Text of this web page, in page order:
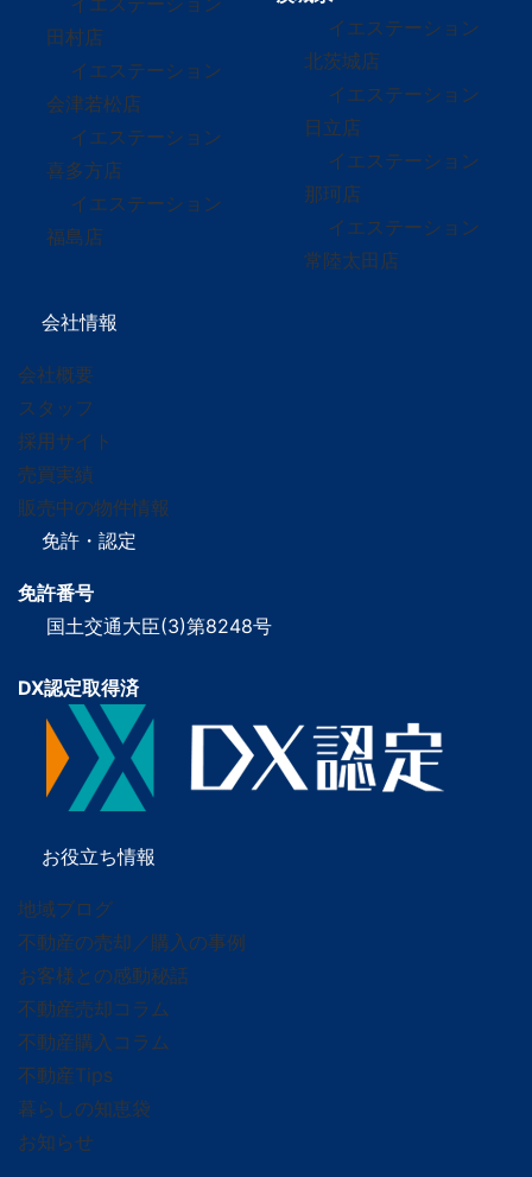
田村店
イエステーション
会津若松店
イエステーション
喜多方店
イエステーション
福島店
イエステーション
北茨城店
イエステーション
日立店
イエステーション
那珂店
イエステーション
常陸太田店
会社情報
会社概要
スタッフ
採用サイト
売買実績
販売中の物件情報
免許・認定
免許番号
国土交通大臣(3)第8248号
DX認定取得済
お役立ち情報
地域ブログ
不動産の売却／購入の事例
お客様との感動秘話
不動産売却コラム
不動産購入コラム
不動産Tips
暮らしの知恵袋
お知らせ